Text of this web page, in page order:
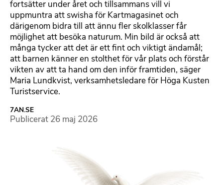
fortsätter under året och tillsammans vill vi
uppmuntra att swisha för Kartmagasinet och
därigenom bidra till att ännu fler skolklasser får
möjlighet att besöka naturum. Min bild är också att
många tycker att det är ett fint och viktigt ändamål;
att barnen känner en stolthet för vår plats och förstår
vikten av att ta hand om den inför framtiden, säger
Maria Lundkvist, verksamhetsledare för Höga Kusten
Turistservice.
7AN.SE
Publicerat 26 maj 2026